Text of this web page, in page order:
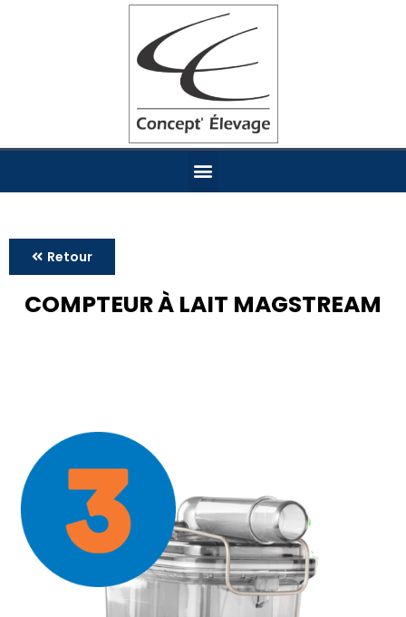
Retour
COMPTEUR À LAIT MAGSTREAM